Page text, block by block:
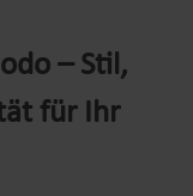
– Stil,
für Ihr